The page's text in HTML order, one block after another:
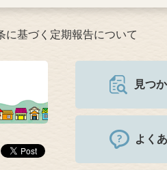
に基づく定期報告について
見つ
よく